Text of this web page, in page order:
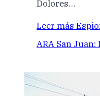
Dolores…
Leer más
ARA San